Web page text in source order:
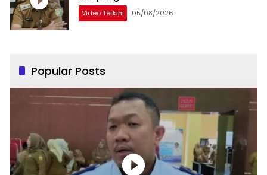
Video Terkini 05/08/2026
Popular Posts